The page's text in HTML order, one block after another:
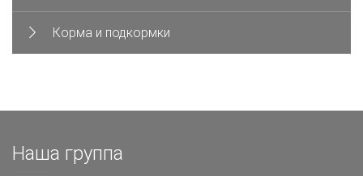
Корма и подкормки
Наша группа